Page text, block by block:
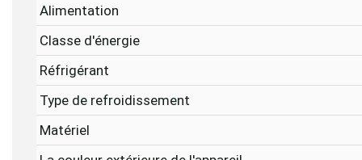
Alimentation
Classe d'énergie
Réfrigérant
Type de refroidissement
Matériel